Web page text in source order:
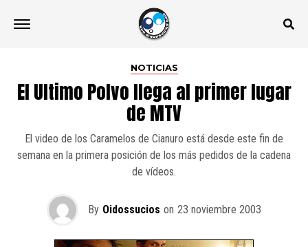
NOTICIAS
El Ultimo Polvo llega al primer lugar
de MTV
El video de los Caramelos de Cianuro está desde este fin de
semana en la primera posición de los más pedidos de la cadena
de vídeos.
By Oidossucios on 23 noviembre 2003